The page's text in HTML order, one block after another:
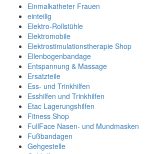
Einmalkatheter Frauen
einteilig
Elektro-Rollstühle
Elektromobile
Elektrostimulationstherapie Shop
Ellenbogenbandage
Entspannung & Massage
Ersatzteile
Ess- und Trinkhilfen
Esshilfen und Trinkhilfen
Etac Lagerungshilfen
Fitness Shop
FullFace Nasen- und Mundmasken
Fußbandagen
Gehgestelle